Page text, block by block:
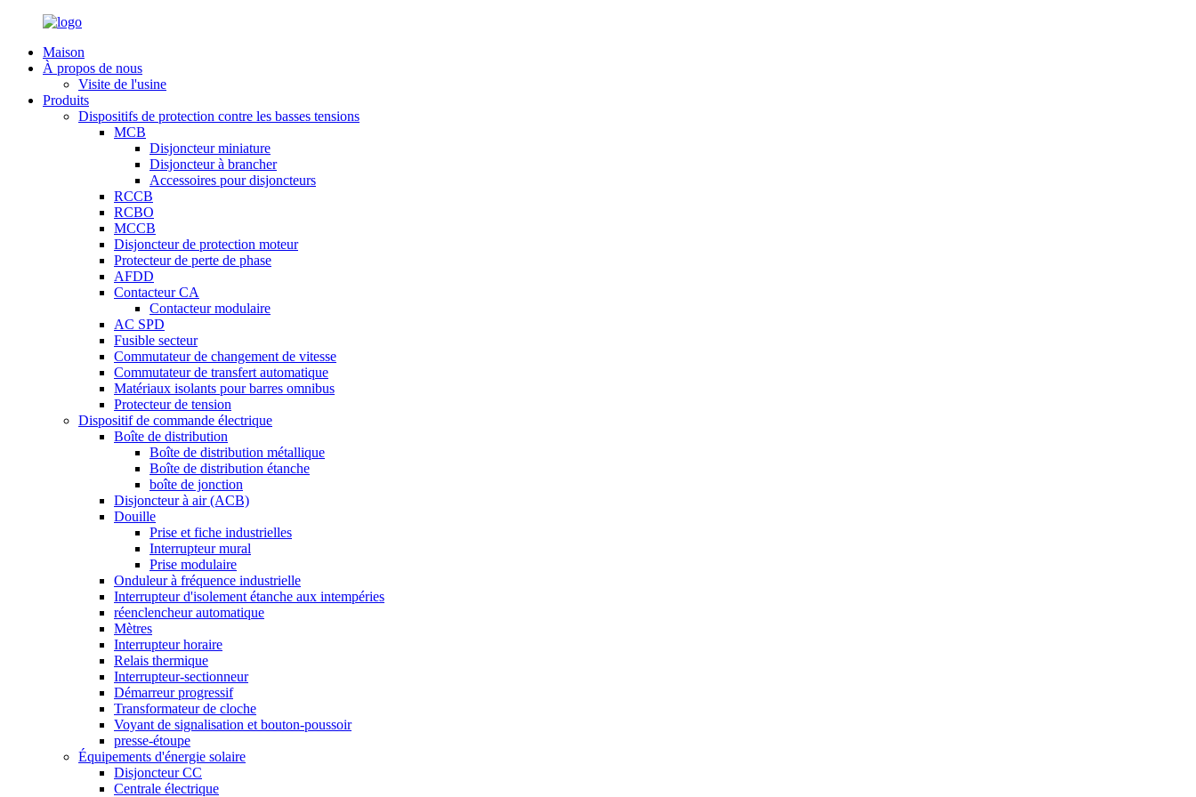
Maison
À propos de nous
Visite de l'usine
Produits
Dispositifs de protection contre les basses tensions
MCB
Disjoncteur miniature
Disjoncteur à brancher
Accessoires pour disjoncteurs
RCCB
RCBO
MCCB
Disjoncteur de protection moteur
Protecteur de perte de phase
AFDD
Contacteur CA
Contacteur modulaire
AC SPD
Fusible secteur
Commutateur de changement de vitesse
Commutateur de transfert automatique
Matériaux isolants pour barres omnibus
Protecteur de tension
Dispositif de commande électrique
Boîte de distribution
Boîte de distribution métallique
Boîte de distribution étanche
boîte de jonction
Disjoncteur à air (ACB)
Douille
Prise et fiche industrielles
Interrupteur mural
Prise modulaire
Onduleur à fréquence industrielle
Interrupteur d'isolement étanche aux intempéries
réenclencheur automatique
Mètres
Interrupteur horaire
Relais thermique
Interrupteur-sectionneur
Démarreur progressif
Transformateur de cloche
Voyant de signalisation et bouton-poussoir
presse-étoupe
Équipements d'énergie solaire
Disjoncteur CC
Centrale électrique